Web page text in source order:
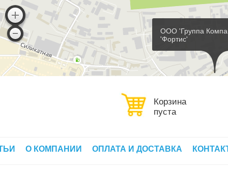
ООО 'Группа
'Фортис'
Корзина
пуста
О КОМПАНИИ ОПЛАТА И ДОСТАВКА